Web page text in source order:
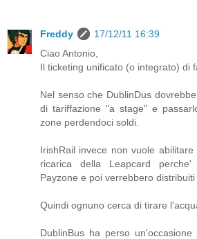
Freddy
17/12/11 16:39
Ciao Antonio,
Il ticketing unificato (o integrato) di
Nel senso che DublinDus
di tariffazione "a stage" e
zone perdendoci soldi.
IrishRail invece non vuole
ricarica della Leapcard
Payzone e poi verrebbero
Quindi ognuno cerca di tirare
DublinBus ha perso